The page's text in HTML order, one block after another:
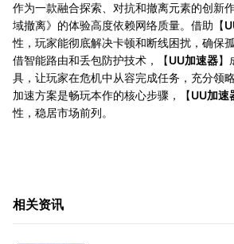
作为一款融合探索、对抗和撤离元素的创新
域撤离》的体验高度依赖网络质量。借助【
性，玩家能彻底解决卡顿和断线困扰，确保
借智能路由和丢包防护技术，【UU加速器】
具，让玩家在危机中从容完成任务，充分领
加速方案是畅玩本作的核心步骤，【UU加速
性，稳居市场前列。
相关资讯